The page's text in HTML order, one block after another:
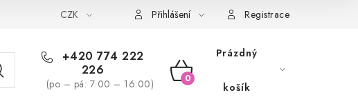
Obchodní podmínky Podmínky ochrany osobních údajů
CZK Přihlášení Registrace
+420 774 222
226
(po – pá: 7:00 – 16:00)
NÁKUPNÍ
Prázdný
košík